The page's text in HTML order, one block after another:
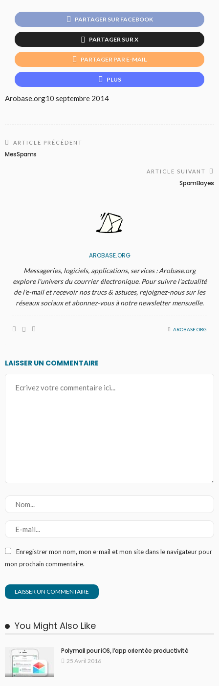
PARTAGER SUR FACEBOOK
PARTAGER SUR X
PARTAGER PAR E-MAIL
PLUS
Arobase.org10 septembre 2014
ARTICLE PRÉCÉDENT
MesSpams
ARTICLE SUIVANT
SpamBayes
AROBASE.ORG
Messageries, logiciels, applications, services : Arobase.org
explore l'univers du courrier électronique. Pour suivre l'actualité
de l'e-mail et recevoir nos trucs & astuces, rejoignez-nous sur les
réseaux sociaux et abonnez-vous à notre newsletter mensuelle.
AROBASE.ORG
LAISSER UN COMMENTAIRE
Enregistrer mon nom, mon e-mail et mon site dans le navigateur pour
mon prochain commentaire.
You Might Also Like
Polymail pour iOS, l’app orientée productivité
25 Avril 2016